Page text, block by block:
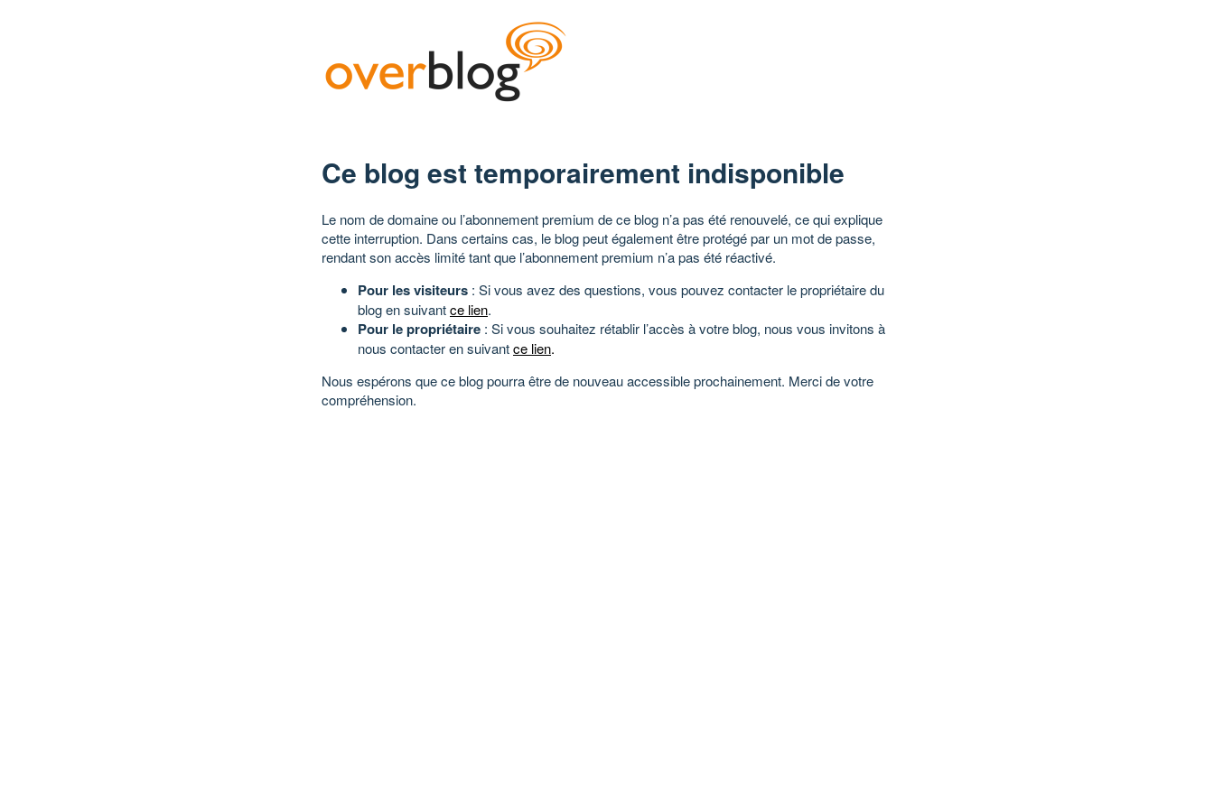
Ce blog est temporairement indisponible
Le nom de domaine ou l’abonnement premium de ce blog n’a pas été renouvelé, ce qui explique
cette interruption. Dans certains cas, le blog peut également être protégé par un mot de passe,
rendant son accès limité tant que l’abonnement premium n’a pas été réactivé.
Pour les visiteurs : Si vous avez des questions, vous pouvez contacter le propriétaire du
blog en suivantce lien.
Pour le propriétaire : Si vous souhaitez rétablir l’accès à votre blog, nous vous invitons à
nous contacter en suivantce lien.
Nous espérons que ce blog pourra être de nouveau accessible prochainement. Merci de votre
compréhension.